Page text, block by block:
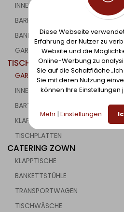
INNENSTÜHLE
BARHOCKER
BANKETTSTÜHLE
GARTENGARNITUREN
TISCHE
GARTENTISCHGESTELLE UND
INNENTISCHGESTELLE UND TISCHE
BARTISCHGESTELLE UND TISCHE
KLAPPTISCHE
TISCHPLATTEN
CATERING ZOWN
KLAPPTISCHE
BANKETTSTÜHLE
TRANSPORTWAGEN
TISCHWÄSCHE
Diese Webseite
Erfahrung der Nutzer zu
Website und die
Online-Werbung zu
Sie auf die Schaltfläche
Sie mit deren Nutzung
können Ihre
Mehr| Einstellungen